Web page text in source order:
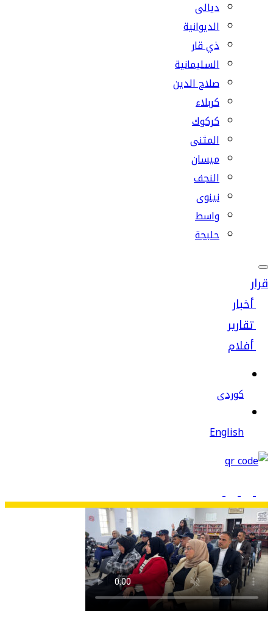
ديالى
الديوانية
ذي قار
السليمانية
صلاح الدين
كربلاء
كركوك
المثنى
ميسان
النجف
نينوى
واسط
حلبجة
قرار
أخبار
تقارير
أفلام
كوردى
English